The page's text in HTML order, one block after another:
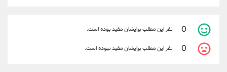
0 نفر این مطلب برایشان مفید بوده است.
0 نفر این مطلب برایشان مفید نبوده است.